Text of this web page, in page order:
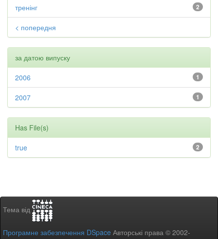
2
тренінг
< попередня
за датою випуску
1
2006
1
2007
Has File(s)
2
true
Тема від
Програмне забезпечення DSpace Авторські права © 2002-